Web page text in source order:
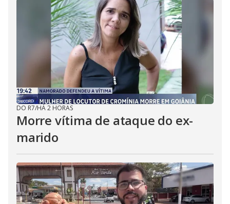
DO R7/HÁ 2 HORAS
Morre vítima de ataque do ex-
marido